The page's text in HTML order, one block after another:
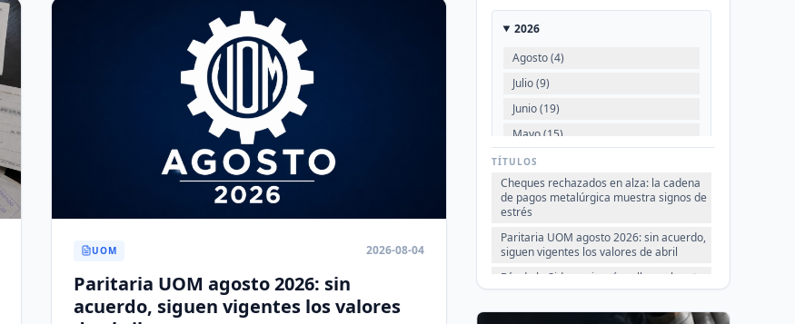
UOM 2026-08-04
Paritaria UOM agosto 2026: sin
acuerdo, siguen vigentes los valores
2026
Agosto (4)
Julio (9)
Junio (19)
Mayo (15)
Abril (16)
Marzo (6)
Febrero (4)
Enero (2)
VER TODO
TÍTULOS
Cheques rechazados en alza: la cadena
de pagos metalúrgica muestra signos de
estrés
Paritaria UOM agosto 2026: sin acuerdo,
siguen vigentes los valores de abril
Día de la Siderurgia: cómo llega el sector
al aniversario 78 del legado de Savio
Perfiles.com.ar abrió su tercera sucursal